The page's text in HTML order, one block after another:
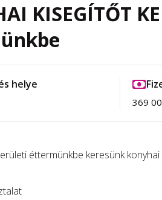
KISEGÍTŐT
helye
369
éttermünkbe keresünk konyhai